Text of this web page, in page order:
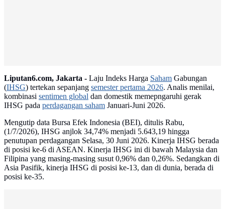
Liputan6.com, Jakarta - Laju Indeks Harga Saham Gabungan
(IHSG) tertekan sepanjang semester pertama 2026. Analis menilai,
kombinasi sentimen global dan domestik memepngaruhi gerak
IHSG pada perdagangan saham Januari-Juni 2026.
Mengutip data Bursa Efek Indonesia (BEI), ditulis Rabu,
(1/7/2026), IHSG anjlok 34,74% menjadi 5.643,19 hingga
penutupan perdagangan Selasa, 30 Juni 2026. Kinerja IHSG berada
di posisi ke-6 di ASEAN. Kinerja IHSG ini di bawah Malaysia dan
Filipina yang masing-masing susut 0,96% dan 0,26%. Sedangkan di
Asia Pasifik, kinerja IHSG di posisi ke-13, dan di dunia, berada di
posisi ke-35.